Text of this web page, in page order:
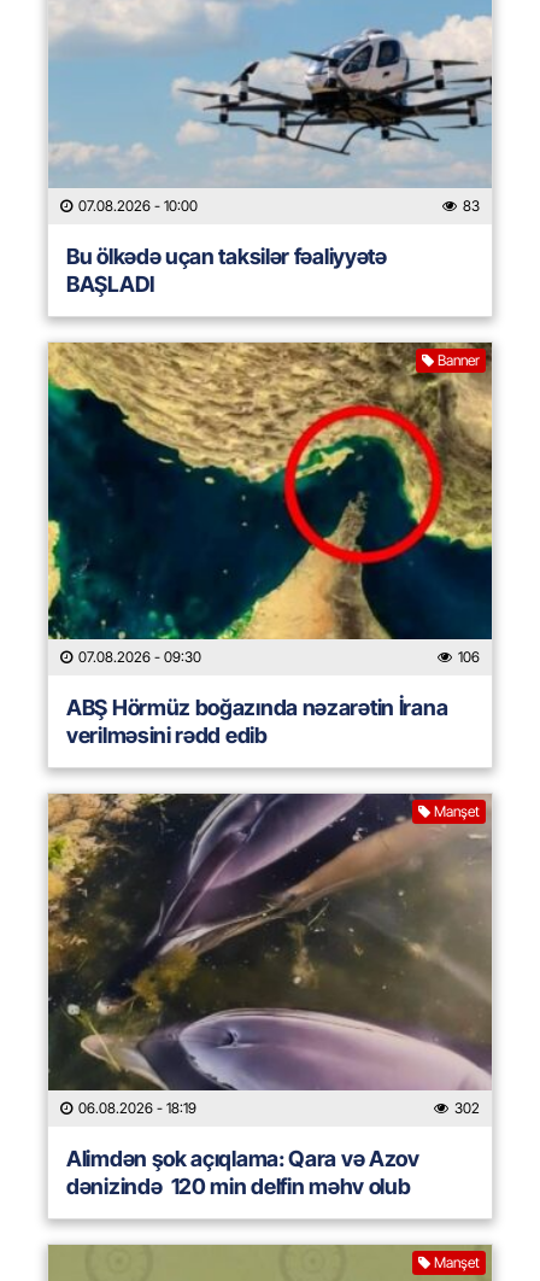
07.08.2026 - 10:00 83
Bu ölkədə uçan taksilər fəaliyyətə
BAŞLADI
Banner
07.08.2026 - 09:30 106
ABŞ Hörmüz boğazında nəzarətin İrana
verilməsini rədd edib
Manşet
06.08.2026 - 18:19 302
Alimdən şok açıqlama: Qara və Azov
dənizində 120 min delfin məhv olub
Manşet